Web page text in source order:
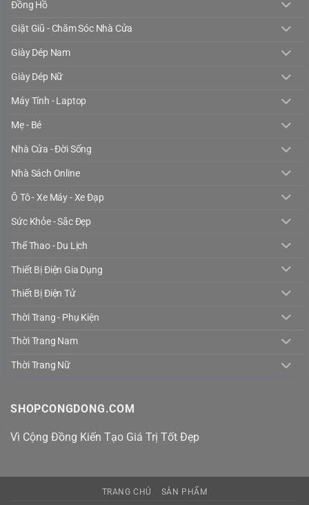
Đồng Hồ
Giặt Giũ - Chăm Sóc Nhà Cửa
Giày Dép Nam
Giày Dép Nữ
Máy Tính - Laptop
Mẹ - Bé
Nhà Cửa - Đời Sống
Nhà Sách Online
Ô Tô - Xe Máy - Xe Đạp
Sức Khỏe - Sắc Đẹp
Thể Thao - Du Lịch
Thiết Bị Điện Gia Dụng
Thiết Bị Điện Tử
Thời Trang - Phụ Kiện
Thời Trang Nam
Thời Trang Nữ
SHOPCONGDONG.COM
Vì Cộng Đồng Kiến Tạo Giá Trị Tốt Đẹp
TRANG CHỦ SẢN PHẨM